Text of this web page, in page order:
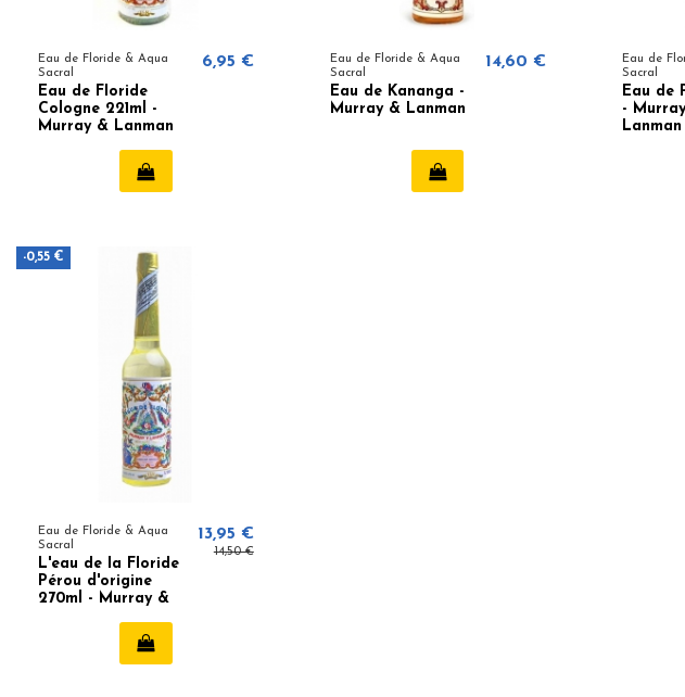
Eau de Floride & Aqua
Sacral
Eau de Floride
Cologne 221ml -
Murray & Lanman
6,95 €
Eau de Floride & Aqua
Sacral
Eau de Kananga -
Murray & Lanman
14,60 €
Eau de
Sacral
Eau de
-
Lanman
-0,55 €
Eau de Floride & Aqua
Sacral
L'eau de la Floride
Pérou d'origine
270ml - Murray &
13,95 €
14,50 €